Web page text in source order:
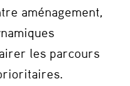
aménagement,
les parcours